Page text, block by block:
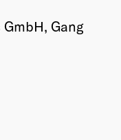
Gang